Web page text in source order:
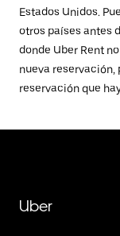
Estados Unidos.
otros países antes
donde Uber Rent
nueva reservación,
reservación que
Uber